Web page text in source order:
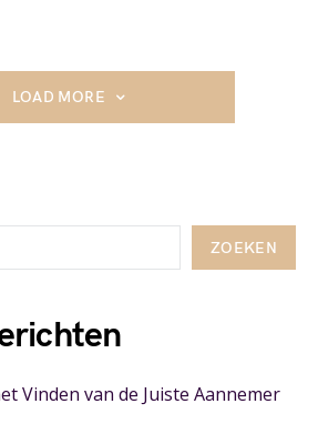
LOAD MORE
ZOEKEN
Vinden van de Juiste Aannemer